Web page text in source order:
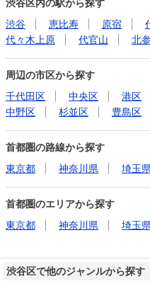
渋谷区内の駅から探す
渋谷
恵比寿 原宿
代々木上原
代官山 北
周辺の市区から探す
千代田区
中央区 港区
中野区
杉並区 豊島区
首都圏の路線から探す
東京都
神奈川県 埼玉県
首都圏のエリアから探す
東京都
神奈川県 埼玉県
渋谷区で他のジャンルから探す